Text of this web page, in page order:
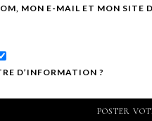
MON E-MAIL ET MON SITE
D’INFORMATION ?